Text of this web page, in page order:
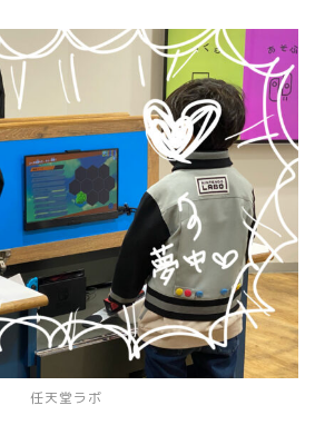
任天堂ラボ